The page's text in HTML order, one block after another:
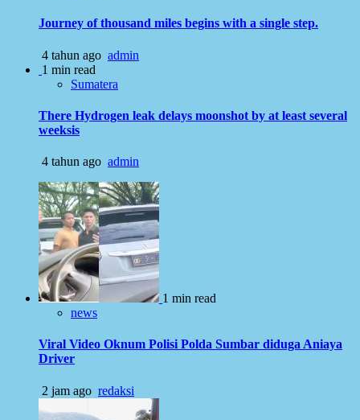
Journey of thousand miles begins with a single step.
4 tahun ago admin
1 min read
Sumatera
There Hydrogen leak delays moonshot by at least several
weeksis
4 tahun ago admin
1 min read
news
Viral Video Oknum Polisi Polda Sumbar diduga Aniaya
Driver
2 jam ago redaksi